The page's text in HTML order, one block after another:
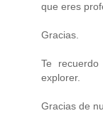
que eres
Gracias.
Te
explorer.
Gracias de